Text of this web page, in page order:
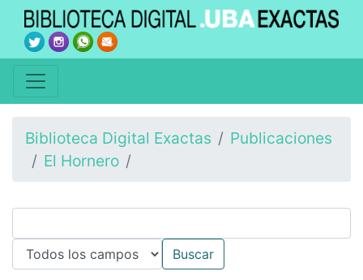
Biblioteca Digital Exactas
Publicaciones
El Hornero